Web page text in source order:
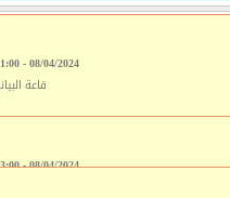
08/04/2024 - 11:00
قاعة يوسف عز الدين
08/04/2024 - 11:00
قاعة
08/04/2024 - 13:00